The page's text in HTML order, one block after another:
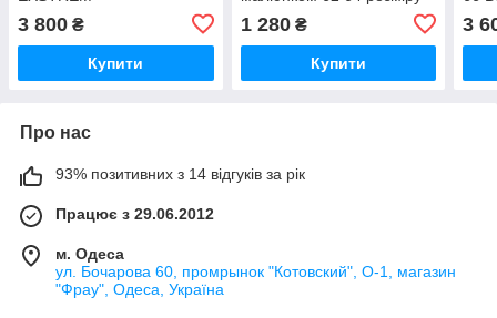
3 800 ₴
Купити
1 280₴
Купити
3
Про нас
93% позитивних з 14 відгуків за рік
Працює з 29.06.2012
м. Одеса
ул. Бочарова 60, промрынок "Котовский", О-1, магазин
"Фрау", Одеса, Україна